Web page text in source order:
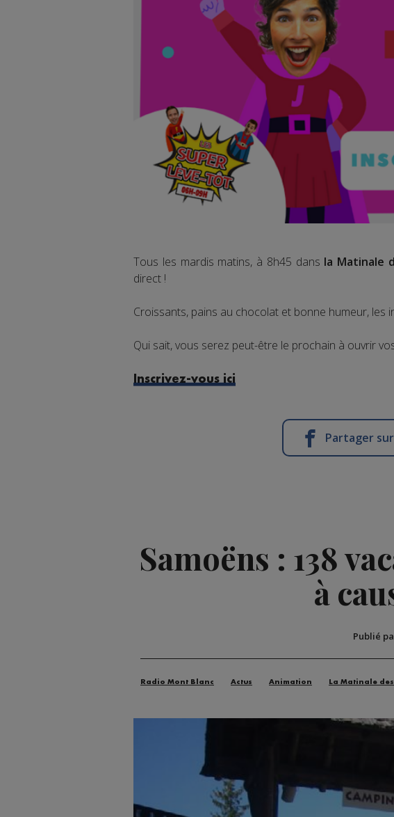
Tous les mardis matins, à 8h45 dans la Matinale
direct !
Croissants, pains au chocolat et bonne humeur,
Qui sait, vous serez peut-être le prochain à ouvrir
Inscrivez-vous ici
Partager
Samoëns : 138
à
Publié
Radio Mont Blanc Actus Animation La Matinale